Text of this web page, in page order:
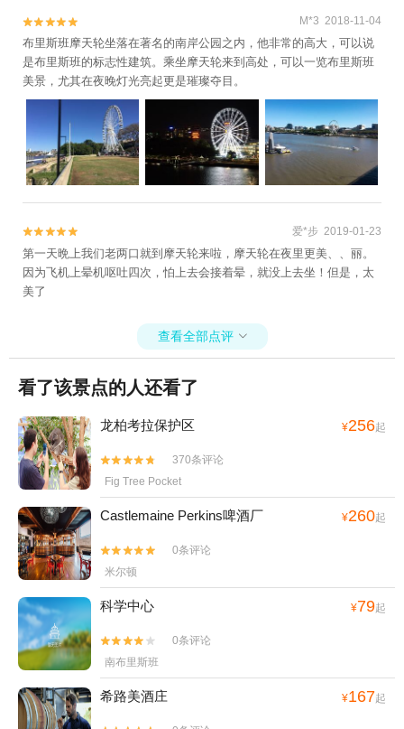

 M*3 2018-11-04
布里斯班摩天轮坐落在著名的南岸公园之内，他非常的高大，可以说
是布里斯班的标志性建筑。乘坐摩天轮来到高处，可以一览布里斯班
美景，尤其在夜晚灯光亮起更是璀璨夺目。

 爱*步 2019-01-23
第一天晩上我们老两口就到摩天轮来啦，摩天轮在夜里更美、、丽。
因为飞机上晕机呕吐四次，怕上去会接着晕，就没上去坐！但是，太
美了
查看全部点评 
看了该景点的人还看了
龙柏考拉保护区 ¥256起


370条评论
Fig Tree Pocket
Castlemaine Perkins啤酒厂 ¥260起


0条评论
米尔顿
科学中心 ¥79起


0条评论
南布里斯班
希路美酒庄 ¥167起